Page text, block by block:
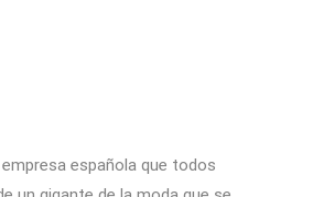
española que todos